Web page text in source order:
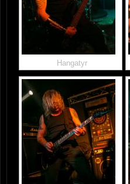
Hangatyr